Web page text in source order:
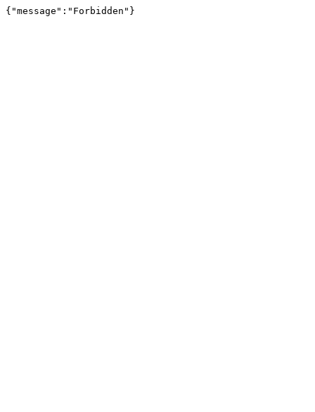
{"message":"Forbidden"}